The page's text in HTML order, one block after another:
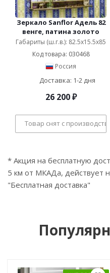
Зеркало Sanflor Адель 82
венге, патина золото
Габариты (ш.г.в.): 82.5x15.5x85
Код товара: 030468
Россия
Доставка: 1-2 дня
26 200₽
Товар снят с производства
* Акция на бесплатную
5 км от МКАДа, действует
"Бесплатная доставка"